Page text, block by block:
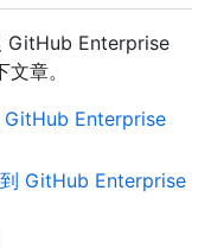
GitHub Enterprise
章。
GitHub Enterprise
GitHub Enterprise